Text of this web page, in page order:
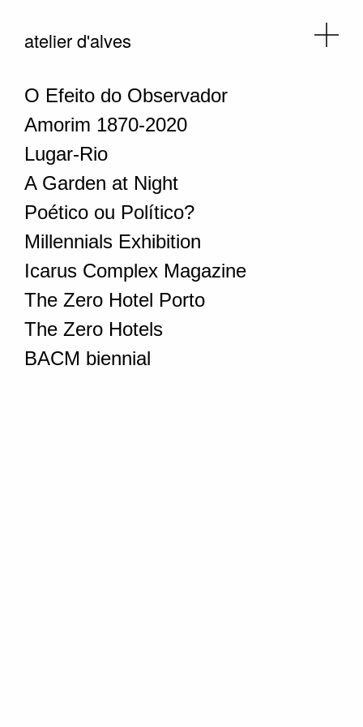
atelier d'alves
O Efeito do Observador
Amorim 1870-2020
Lugar-Rio
A Garden at Night
Poético ou Político?
Millennials Exhibition
Icarus Complex Magazine
The Zero Hotel Porto
The Zero Hotels
BACM biennial